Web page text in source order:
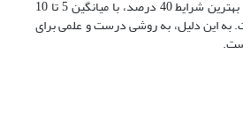
تشخیص عوامل سقط در بهترین شرایط 40 درصد، با میانگین 5 تا 10
این دلیل، به روشی درست و علمی برای